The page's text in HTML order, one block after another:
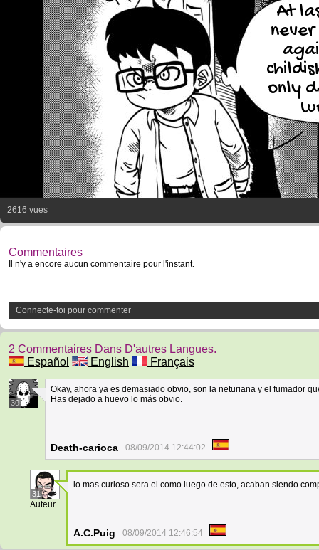
At
only
2616 vues
Commentaires
Il n'y a encore aucun commentaire pour l'instant.
Connecte-toi pour commenter
2 Commentaires Dans D'autres Langues.
Español
English Français
30
Okay, ahora ya es demasiado obvio, son la neturiana y el fumador
Has dejado a huevo lo más obvio.
Death-carioca 08/09/2014 12:44:02
31
Auteur
lo mas curioso sera el como luego de esto, acaban siendo
A.C.Puig 08/09/2014 12:46:54